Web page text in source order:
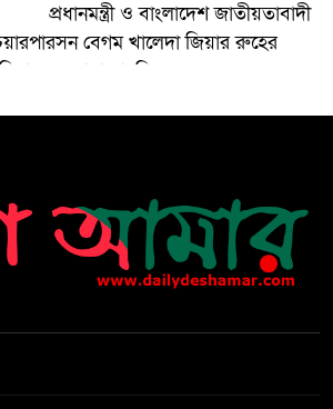
প্রধানমন্ত্রী ও বাংলাদেশ জাতীয়তাবাদী
বেগম খালেদা জিয়ার রুহের
ও দোয়া মাহফিল
নির্বাচনের আগেই ফিরতে মরিয়া
‘পলাতক শক্তি’